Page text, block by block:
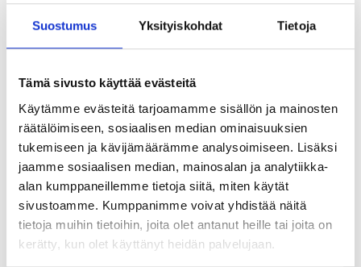
Suostumus Yksityiskohdat Tietoja
Tämä sivusto käyttää evästeitä
Käytämme evästeitä tarjoamamme sisällön ja mainosten
räätälöimiseen, sosiaalisen median ominaisuuksien
tukemiseen ja kävijämäärämme analysoimiseen. Lisäksi
jaamme sosiaalisen median, mainosalan ja analytiikka-
alan kumppaneillemme tietoja siitä, miten käytät
sivustoamme. Kumppanimme voivat yhdistää näitä
tietoja muihin tietoihin, joita olet antanut heille tai joita on
kerätty, kun olet käyttänyt heidän palvelujaan.
NEULOTTU OTSPANTA, HARMAA
100,00kr
Pehmeä kaapeli neulottu Mawelle otsapanta. Koko
One Size sopii nuorille sekä naisille. 30% long hair
nylon, 25% nylon, 25% polyesteri, 20% viskoosi. Vuori:
100% polyesteri. Konepesu: 30°, ei rumpukuivausta. 1